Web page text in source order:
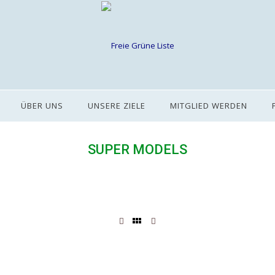
ÜBER UNS UNSERE ZIELE MITGLIED WERDEN
SUPER MODELS